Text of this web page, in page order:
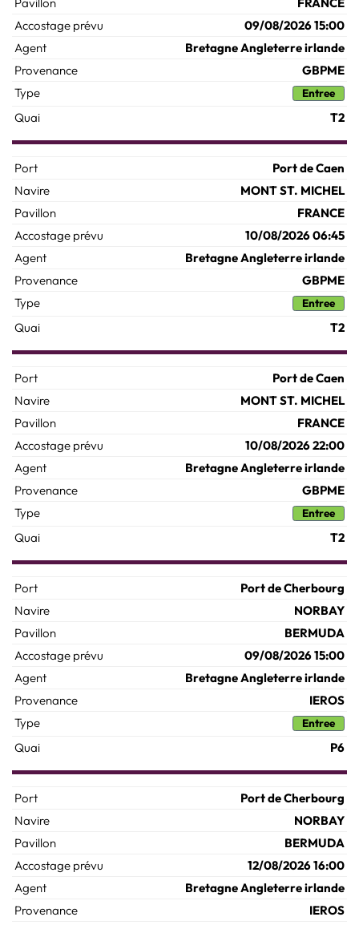
09/08/2026 15:00
Bretagne Angleterre irlande
GBPME
Entree
T2
Port de Caen
MONT ST. MICHEL
FRANCE
10/08/2026 06:45
Bretagne Angleterre irlande
GBPME
Entree
T2
Port de Caen
MONT ST. MICHEL
FRANCE
10/08/2026 22:00
Bretagne Angleterre irlande
GBPME
Entree
T2
Port de Cherbourg
NORBAY
BERMUDA
09/08/2026 15:00
Bretagne Angleterre irlande
IEROS
Entree
P6
Port de Cherbourg
NORBAY
BERMUDA
12/08/2026 16:00
Bretagne Angleterre irlande
IEROS